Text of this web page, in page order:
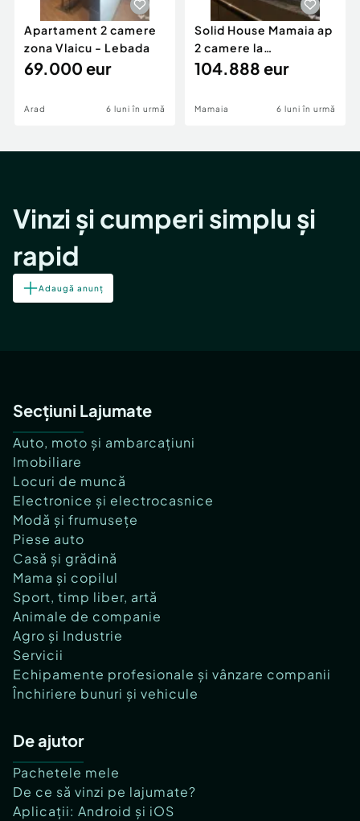
Apartament 2 camere
zona Vlaicu - Lebada
69.000 eur
Arad 6 luni în urmă
Solid House Mamaia ap
2 camere la
cheie,langa Mega
104.888 eur
Mamaia 6 luni în urmă
Vinzi și cumperi simplu și
rapid
Adaugă anunț
Secțiuni Lajumate
Auto, moto și ambarcațiuni
Imobiliare
Locuri de muncă
Electronice și electrocasnice
Modă și frumusețe
Piese auto
Casă și grădină
Mama și copilul
Sport, timp liber, artă
Animale de companie
Agro și Industrie
Servicii
Echipamente profesionale și vânzare companii
Închiriere bunuri și vehicule
De ajutor
Pachetele mele
De ce să vinzi pe lajumate?
Aplicații: Android și iOS